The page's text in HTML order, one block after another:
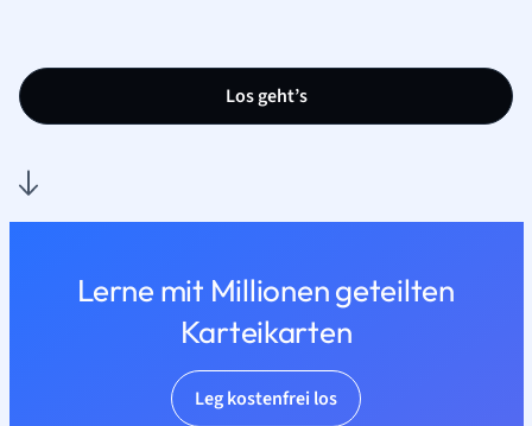
Los geht’s
Lerne mit Millionen geteilten
Karteikarten
Leg kostenfrei los